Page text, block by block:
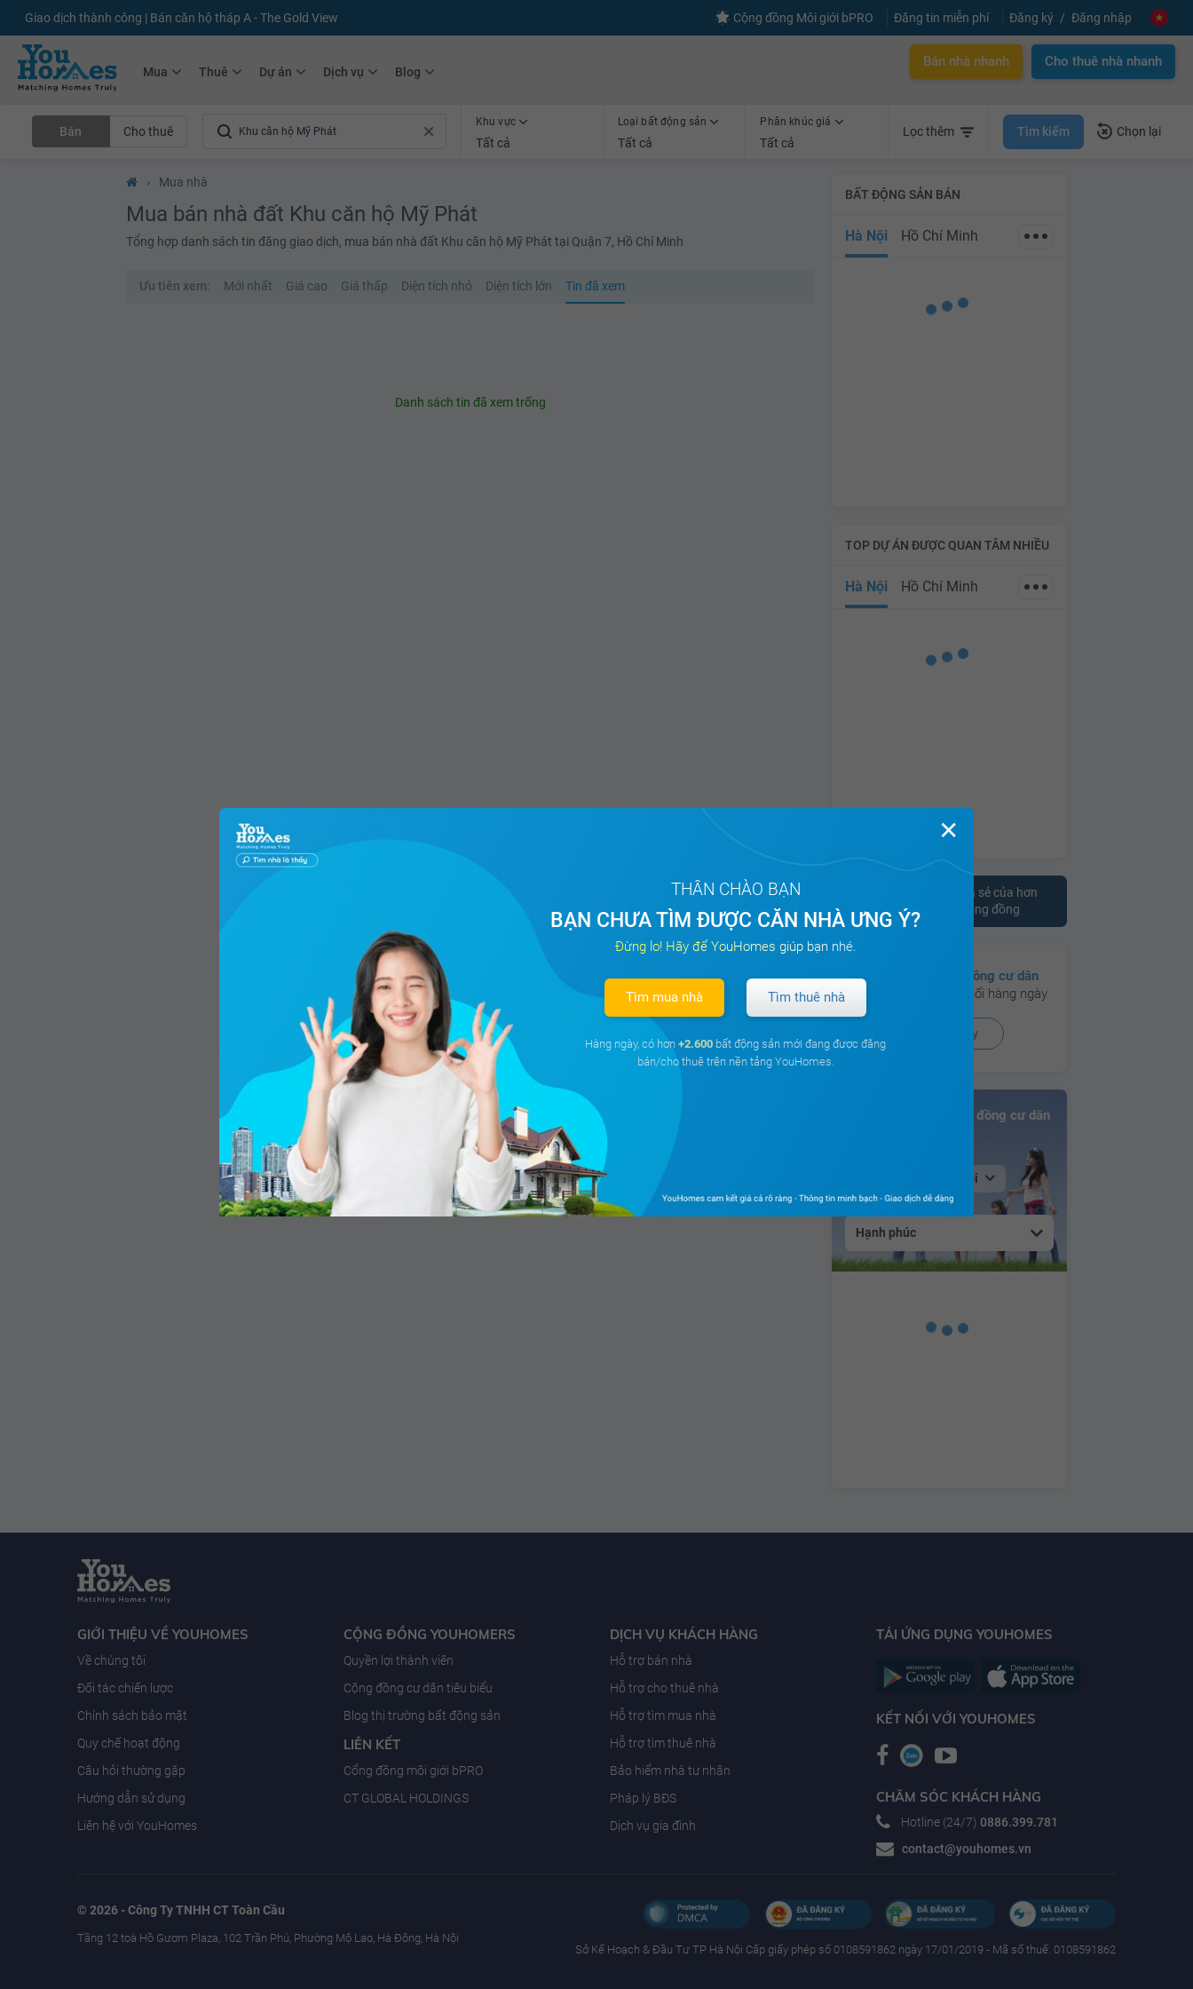
Giao dịch thành công | Bán căn hộ tháp A - The Gold View Cộng đồng Môi giới bPRO Đăng tin miễn phí Đăng ký Đăng nhập
Mua Thuê Dự án Dịch vụ Blog
Bán nhà nhanh Cho thuê nhà nhanh
Bán Cho thuê
Khu vực
Tất cả
Loại bất động sản
Tất cả
Phân khúc giá
Tất cả
Lọc thêm Tìm kiếm Chọn lại
› Mua nhà
Mua bán nhà đất Khu căn hộ Mỹ Phát
Tổng hợp danh sách tin đăng giao dịch, mua bán nhà đất Khu căn hộ Mỹ Phát tại Quận 7, Hồ Chí Minh
Ưu tiên xem: Mới nhất Giá cao Giá thấp Diện tích nhỏ Diện tích lớn Tin đã xem
Danh sách tin đã xem trống
BẤT ĐỘNG SẢN BÁN
Hà Nội Hồ Chí Minh
TOP DỰ ÁN ĐƯỢC QUAN TÂM NHIỀU
Hà Nội Hồ Chí Minh
Tham khảo ý kiến chia sẻ của hơn
10.000 cư dân trên cộng đồng
Có hơn
130 cộng đồng cư dân
đang hoạt động sôi nổi hàng ngày
Xem ngay
Bảng xếp hạng Cộng đồng cư dân
Tại Hà Nội
Hạnh phúc
GIỚI THIỆU VỀ YOUHOMES
Về chúng tôi
Đối tác chiến lược
Chính sách bảo mật
Quy chế hoạt động
Câu hỏi thường gặp
Hướng dẫn sử dụng
Liên hệ với YouHomes
CỘNG ĐỒNG YOUHOMERS
Quyền lợi thành viên
Cộng đồng cư dân tiêu biểu
Blog thị trường bất động sản
LIÊN KẾT
Cổng đồng môi giới bPRO
CT GLOBAL HOLDINGS
DỊCH VỤ KHÁCH HÀNG
Hỗ trợ bán nhà
Hỗ trợ cho thuê nhà
Hỗ trợ tìm mua nhà
Hỗ trợ tìm thuê nhà
Bảo hiểm nhà tư nhân
Pháp lý BĐS
Dịch vụ gia đình
TẢI ỨNG DỤNG YOUHOMES
KẾT NỐI VỚI YOUHOMES
CHĂM SÓC KHÁCH HÀNG
Hotline (24/7) 0886.399.781
contact@youhomes.vn
© 2026 - Công Ty TNHH CT Toàn Cầu
Tầng 12 toà Hồ Gươm Plaza, 102 Trần Phú, Phường Mộ Lao, Hà Đông, Hà Nội
Sở Kế Hoạch & Ðầu Tư TP Hà Nội Cấp giấy phép số 0108591862 ngày 17/01/2019 - Mã số thuế: 0108591862
✕
THÂN CHÀO BẠN
BẠN CHƯA TÌM ĐƯỢC CĂN NHÀ ƯNG Ý?
Đừng lo! Hãy để YouHomes giúp bạn nhé.
Tìm mua nhà Tìm thuê nhà
Hàng ngày, có hơn +2.600 bất động sản mới đang được đăng
bán/cho thuê trên nền tảng YouHomes.